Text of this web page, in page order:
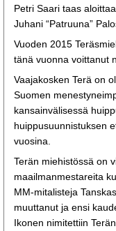
Petri Saari taas
Juhani “Patruuna”
Vuoden 2015
tänä vuonna voittanut
Vaajakosken Terä on
Suomen
kansainvälisessä
huippusuunnistuksen
vuosina.
Terän miehistössä on
maailmanmestareita
MM-mitalisteja
muuttanut ja ensi
Ikonen nimitettiin